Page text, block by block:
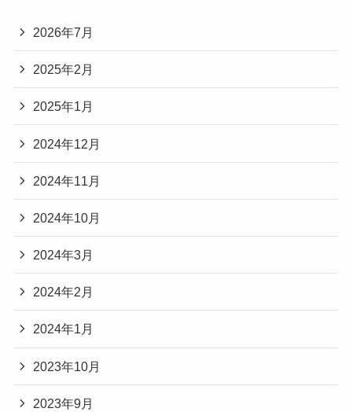
2026年7月
2025年2月
2025年1月
2024年12月
2024年11月
2024年10月
2024年3月
2024年2月
2024年1月
2023年10月
2023年9月